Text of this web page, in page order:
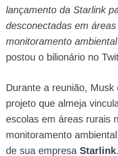
lançamento da Starlink
desconectadas em
monitoramento
postou o bilionário no
Durante a reunião, Musk
projeto que almeja
escolas em áreas rurais
monitoramento
de sua empresa Starlink.